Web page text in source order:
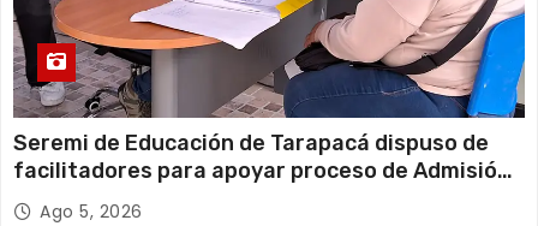
Seremi de Educación de Tarapacá dispuso de
facilitadores para apoyar proceso de Admisión
Escolar 2027
Ago 5, 2026